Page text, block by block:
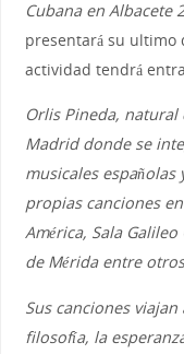
Cubana en Albacete
presentará su ultimo
actividad tendrá
Orlis Pineda, natural
Madrid donde se
musicales
propias canciones
América, Sala
de Mérida entre
Sus canciones
filosofía, la